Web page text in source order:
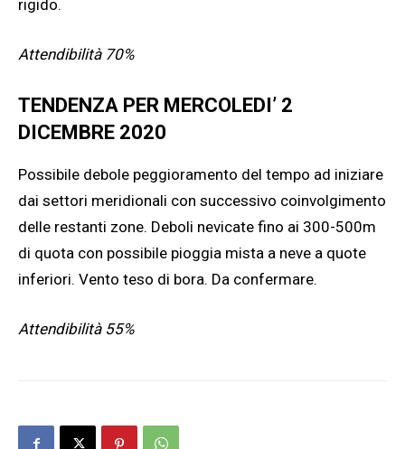
rigido.
Attendibilità 70%
TENDENZA PER MERCOLEDI’ 2
DICEMBRE 2020
Possibile debole peggioramento del tempo ad iniziare
dai settori meridionali con successivo coinvolgimento
delle restanti zone. Deboli nevicate fino ai 300-500m
di quota con possibile pioggia mista a neve a quote
inferiori. Vento teso di bora. Da confermare.
Attendibilità 55%